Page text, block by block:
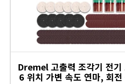
Dremel 고출력 조각기 전
6 위치 가변 속도 연마, 회